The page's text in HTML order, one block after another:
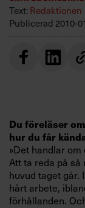
Annonsera
Villkor och
Sök
efter:
Text: Redaktionen
Publicerad 2010-
Du föreläser
hur du får
»Det handlar
Att ta reda på
huvud taget går.
hårt arbete,
förhållanden.